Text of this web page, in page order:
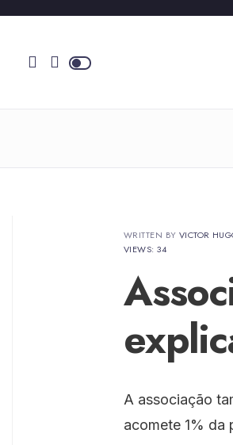
WRITTEN BY VICTOR
VIEWS: 34
A associação
acomete 1% da